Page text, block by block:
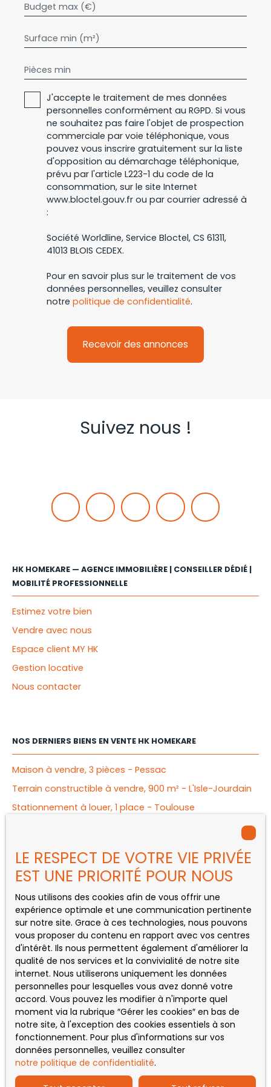
Budget max (€)
Surface min (m²)
Pièces min
J'accepte le traitement de mes données
personnelles conformément au RGPD. Si vous
ne souhaitez pas faire l'objet de prospection
commerciale par voie téléphonique, vous
pouvez vous inscrire gratuitement sur la liste
d'opposition au démarchage téléphonique,
prévu par l'article L223-1 du code de la
consommation, sur le site Internet
www.bloctel.gouv.fr ou par courrier adressé à
:
Société Worldline, Service Bloctel, CS 61311,
41013 BLOIS CEDEX.
Pour en savoir plus sur le traitement de vos
données personnelles, veuillez consulter
notre politique de confidentialité.
Recevoir des annonces
Suivez nous !
HK HOMEKARE — AGENCE IMMOBILIÈRE | CONSEILLER DÉDIÉ |
MOBILITÉ PROFESSIONNELLE
Estimez votre bien
Vendre avec nous
Espace client MY HK
Gestion locative
Nous contacter
NOS DERNIERS BIENS EN VENTE HK HOMEKARE
Maison à vendre, 3 pièces - Pessac
Terrain constructible à vendre, 900 m² - L'Isle-Jourdain
Stationnement à louer, 1 place - Toulouse
Maison à vendre, 5 pièces - Saint-Gaudens
INFORMATIONS
Nos honoraires
Mentions légales
Politique de confidentialité
Plan du site
Gérer les cookies
Propulsé par
LE RESPECT DE VOTRE VIE PRIVÉE
EST UNE PRIORITÉ POUR NOUS
Nous utilisons des cookies afin de vous offrir une
expérience optimale et une communication pertinente
sur notre site. Grace à ces technologies, nous pouvons
vous proposer du contenu en rapport avec vos centres
d'intérêt. Ils nous permettent également d'améliorer la
qualité de nos services et la convivialité de notre site
internet. Nous utiliserons uniquement les données
personnelles pour lesquelles vous avez donné votre
accord. Vous pouvez les modifier à n'importe quel
moment via la rubrique ″Gérer les cookies″ en bas de
notre site, à l'exception des cookies essentiels à son
fonctionnement. Pour plus d'informations sur vos
données personnelles, veuillez consulter
notre politique de confidentialité.